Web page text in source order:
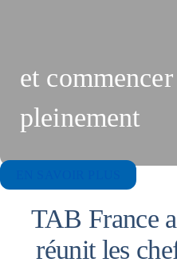
et
pleinement
TAB France
réunit les